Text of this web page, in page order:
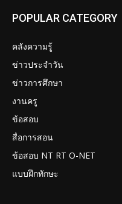
POPULAR CATEGORY
คลังความรู้
ข่าวประจำวัน
ข่าวการศึกษา
งานครู
ข้อสอบ
สื่อการสอน
ข้อสอบ NT RT O-NET
แบบฝึกทักษะ